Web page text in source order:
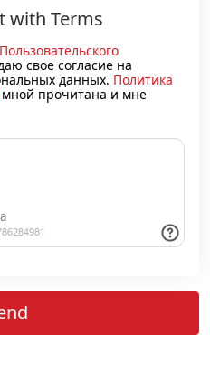
with Terms
Пользовательского
свое согласие на
данных. Политика
мной прочитана и мне